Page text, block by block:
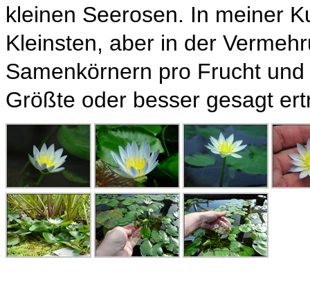
kleinen Seerosen. In meiner
Kleinsten, aber in der
Samenkörnern pro Frucht
Größte oder besser gesagt